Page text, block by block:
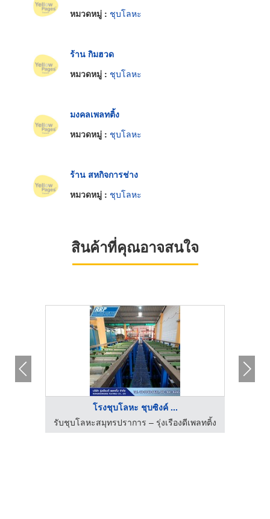
หมวดหมู่ : ชุบโลหะ
ร้าน กิมฮวด
หมวดหมู่ : ชุบโลหะ
มงคลเพลทติ้ง
หมวดหมู่ : ชุบโลหะ
ร้าน สหกิจการช่าง
หมวดหมู่ : ชุบโลหะ
สินค้าที่คุณอาจสนใจ
โรงชุบโลหะ ชุบซิงค์ ...
รับชุบโลหะสมุทรปราการ – รุ่งเรืองดีเพลทติ้ง